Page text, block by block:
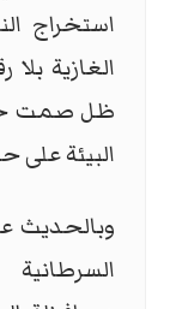
استخراج
الغازية
ظل صمت
البيئة على
وبالحديث